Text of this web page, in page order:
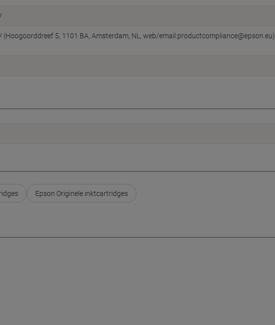
(Hoogoorddreef 5, 1101 BA, Amsterdam, NL, web/email:productcompliance@epson.eu)
Epson Originele inktcartridges